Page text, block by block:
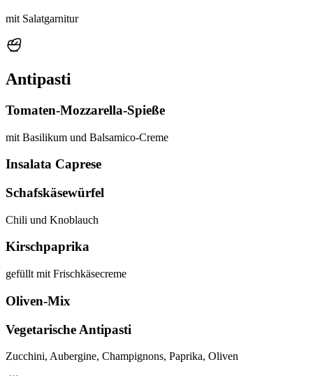
mit Salatgarnitur
Antipasti
Tomaten-Mozzarella-Spieße
mit Basilikum und Balsamico-Creme
Insalata Caprese
Schafskäsewürfel
Chili und Knoblauch
Kirschpaprika
gefüllt mit Frischkäsecreme
Oliven-Mix
Vegetarische Antipasti
Zucchini, Aubergine, Champignons, Paprika, Oliven